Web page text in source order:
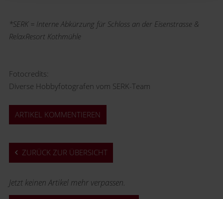
*SERK = Interne Abkürzung für Schloss an der Eisenstrasse &
RelaxResort Kothmühle
Fotocredits:
Diverse Hobbyfotografen vom SERK-Team
ARTIKEL KOMMENTIEREN
ZURÜCK ZUR ÜBERSICHT
Jetzt keinen Artikel mehr verpassen.